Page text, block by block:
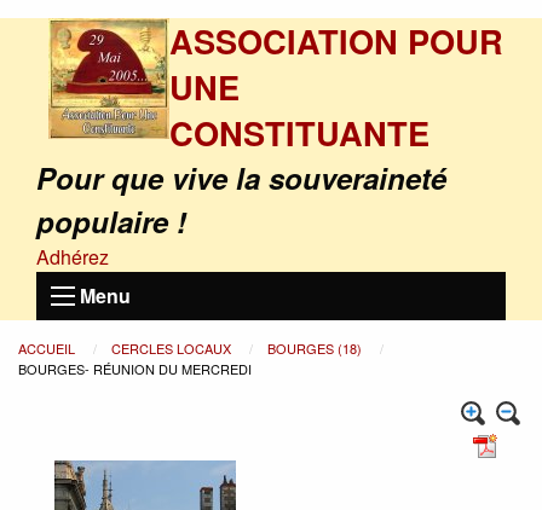
ASSOCIATION POUR
UNE
CONSTITUANTE
Pour que vive la souveraineté
populaire !
Adhérez
Menu
ACCUEIL CERCLES LOCAUX
BOURGES (18)
BOURGES- RÉUNION DU MERCREDI